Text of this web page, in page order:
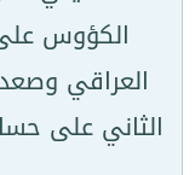
الكؤوس
العراقي
الثاني على